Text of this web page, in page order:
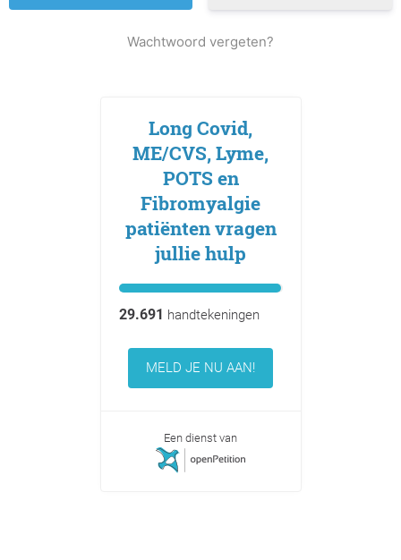
Wachtwoord vergeten?
Long Covid,
ME/CVS, Lyme,
POTS en
Fibromyalgie
patiënten vragen
jullie hulp
29.691 handtekeningen
MELD JE NU AAN!
Een dienst van